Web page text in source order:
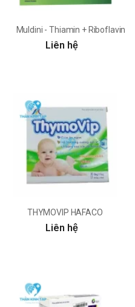
Muldini - Thiamin + Riboflavin
Liên hệ
CÔNG PHARMA
THYMOVIP HAFACO
Liên hệ